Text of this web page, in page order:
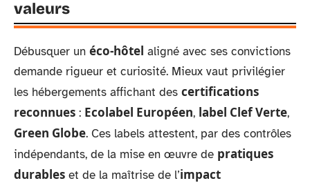
valeurs
Débusquer un éco-hôtel aligné avec ses convictions
demande rigueur et curiosité. Mieux vaut privilégier
les hébergements affichant des certifications
reconnues : Ecolabel Européen, label Clef Verte,
Green Globe. Ces labels attestent, par des contrôles
indépendants, de la mise en œuvre de pratiques
durables et de la maîtrise de l’impact